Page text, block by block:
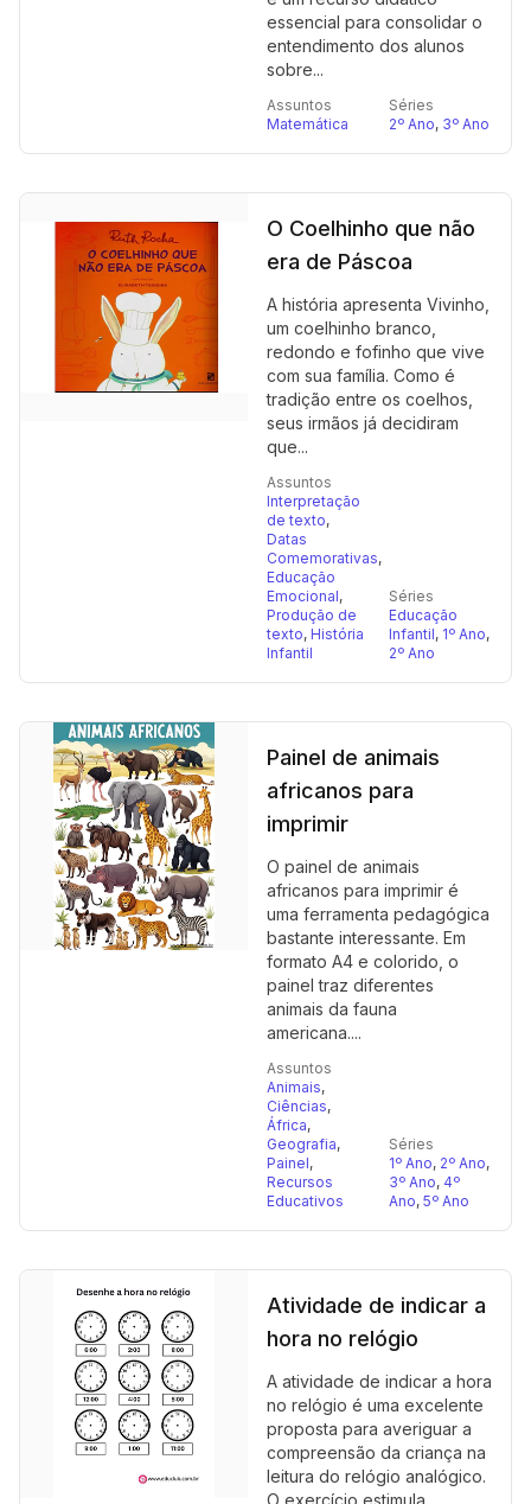
essencial para consolidar o
entendimento dos alunos
sobre...
Assuntos
Matemática
Séries
2º Ano, 3º Ano
O Coelhinho que não
era de Páscoa
A história apresenta Vivinho,
um coelhinho branco,
redondo e fofinho que vive
com sua família. Como é
tradição entre os coelhos,
seus irmãos já decidiram
que...
Assuntos
Interpretação
de texto,
Datas
Comemorativas,
Educação
Emocional,
Produção de
texto, História
Infantil
Séries
Educação
Infantil, 1º Ano,
2º Ano
Painel de animais
africanos para
imprimir
O painel de animais
africanos para imprimir é
uma ferramenta pedagógica
bastante interessante. Em
formato A4 e colorido, o
painel traz diferentes
animais da fauna
americana....
Assuntos
Animais,
Ciências,
África,
Geografia,
Painel,
Recursos
Educativos
Séries
1º Ano, 2º Ano,
3º Ano, 4º
Ano, 5º Ano
Atividade de indicar a
hora no relógio
A atividade de indicar a hora
no relógio é uma excelente
proposta para averiguar a
compreensão da criança na
leitura do relógio analógico.
O exercício estimula...